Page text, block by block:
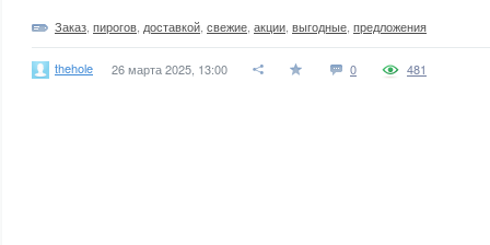
Заказ пирогов доставкой свежие акции выгодные предложения
thehole 26 марта 2025, 13:00 0 481